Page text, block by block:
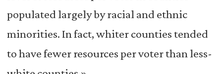
populated largely by racial and ethnic
minorities. In fact, whiter counties tended
to have fewer resources per voter than less-